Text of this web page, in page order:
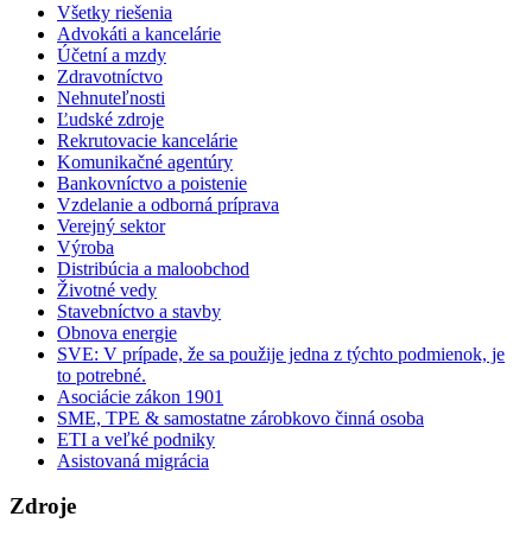
Všetky riešenia
Advokáti a kancelárie
Účetní a mzdy
Zdravotníctvo
Nehnuteľnosti
Ľudské zdroje
Rekrutovacie kancelárie
Komunikačné agentúry
Bankovníctvo a poistenie
Vzdelanie a odborná príprava
Verejný sektor
Výroba
Distribúcia a maloobchod
Životné vedy
Stavebníctvo a stavby
Obnova energie
SVE: V prípade, že sa použije jedna z týchto podmienok, je
to potrebné.
Asociácie zákon 1901
SME, TPE & samostatne zárobkovo činná osoba
ETI a veľké podniky
Asistovaná migrácia
Zdroje